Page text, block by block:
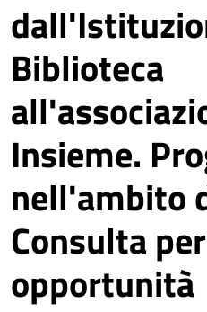
Biblioteca
Insieme.
nell'ambito
Consulta
opportunità